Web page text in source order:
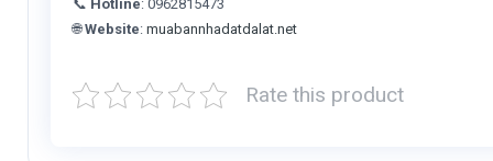
📞 Hotline: 0962815473
🌐Website:muabannhadatdalat.net
Rate this product